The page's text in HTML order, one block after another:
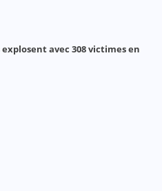
avec 308 victimes en